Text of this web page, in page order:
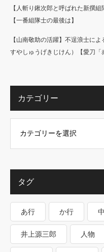
【人斬り鍬次郎と呼ばれた新撰
【一番組隊士の最後は】
【山南敬助の活躍】不逞浪士に
すやしゅうげきじけん）【愛刀「
カテゴリー
タグ
あ行 か行
井上源三郎 人物